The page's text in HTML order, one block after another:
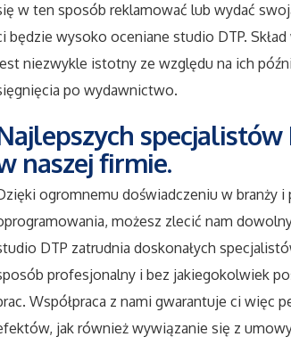
w ten sposób reklamować lub wydać
będzie wysoko oceniane studio DTP.
niezwykle istotny ze względu na ich
po wydawnictwo.
specjalistów
naszej firmie.
ogromnemu doświadczeniu w branży
możesz zlecić nam
DTP zatrudnia doskonałych
profesjonalny i bez jakiegokolwiek
Współpraca z nami gwarantuje ci więc
jak również wywiązanie się z